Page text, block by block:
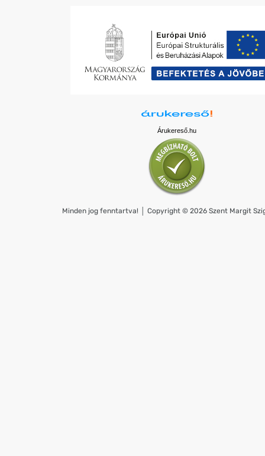
Árukereső.hu
Minden jog fenntartva! │ Copyright © 2026 Szent Margit